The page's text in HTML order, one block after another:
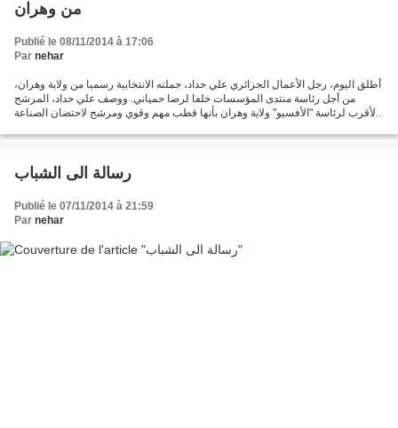
من وهران
Publié le 08/11/2014 à 17:06
Par nehar
أطلق اليوم، رجل الأعمال الجزائري علي حداد، جملته الانتخابية رسميا من ولاية وهران،
من أجل رئاسة منتدى المؤسسات خلفا لرضا حمياني. ووصف علي حداد، المرشح
الأقرب لرئاسة "الأفسيو" ولاية وهران بأنها قطب مهم وقوي ومرشح لاحتضان الصناعة
رسالة الى الشباب
Publié le 07/11/2014 à 21:59
Par nehar